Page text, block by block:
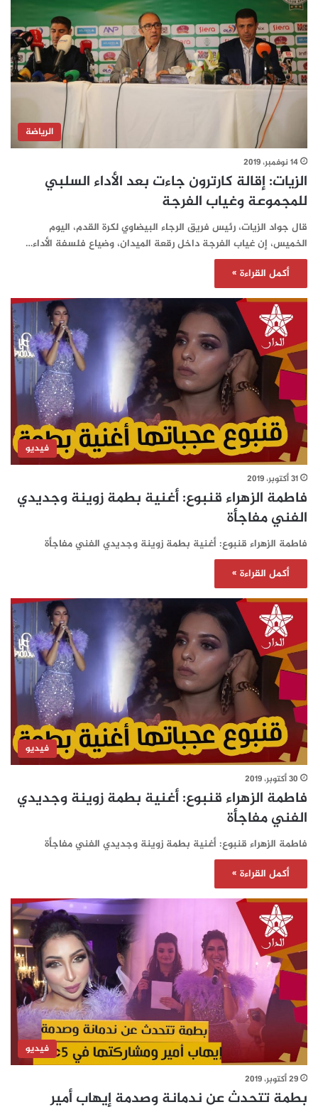
الرياضة
14 نوفمبر، 2019
الزيات: إقالة كارترون جاءت بعد الأداء السلبي
للمجموعة وغياب الفرجة‎
قال جواد الزيات، رئيس فريق الرجاء البيضاوي لكرة القدم، اليوم
الخميس، إن غياب الفرجة داخل رقعة الميدان، وضياع فلسفة الأداء…
أكمل القراءة »
فيديو
31 أكتوبر، 2019
فاطمة الزهراء قنبوع: أغنية بطمة زوينة وجديدي
الفني مفاجأة
فاطمة الزهراء قنبوع: أغنية بطمة زوينة وجديدي الفني مفاجأة
أكمل القراءة »
فيديو
30 أكتوبر، 2019
فاطمة الزهراء قنبوع: أغنية بطمة زوينة وجديدي
الفني مفاجأة
فاطمة الزهراء قنبوع: أغنية بطمة زوينة وجديدي الفني مفاجأة
أكمل القراءة »
فيديو
29 أكتوبر، 2019
بطمة تتحدث عن ندمانة وصدمة إيهاب أمير